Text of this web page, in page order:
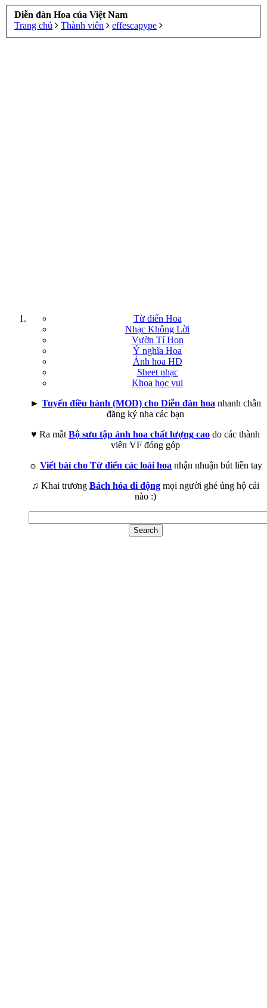
Diễn đàn Hoa của Việt Nam
Trang chủ
Thành viên effescapype
Từ điển Hoa
Nhạc Không Lời
Vườn Tí Hon
Ý nghĩa Hoa
Ảnh hoa HD
Sheet nhạc
Khoa học vui
► Tuyển điều hành (MOD) cho Diễn đàn hoa nhanh chân
đăng ký nha các bạn
♥ Ra mắt Bộ sưu tập ảnh hoa chất lượng cao do các thành
viên VF đóng góp
☼ Viết bài cho Từ điển các loài hoa nhận nhuận bút liền tay
♫ Khai trương Bách hóa di động mọi người ghé ủng hộ cái
nào :)